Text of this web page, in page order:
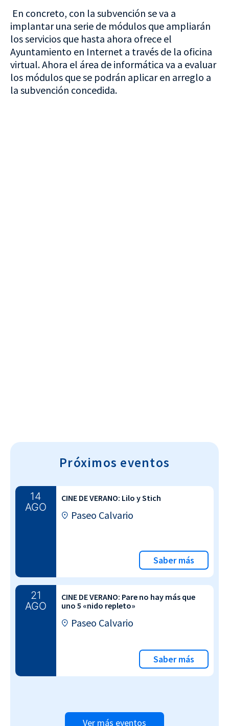
En concreto, con la subvención se va a
implantar una serie de módulos que ampliarán
los servicios que hasta ahora ofrece el
Ayuntamiento en Internet a través de la oficina
virtual. Ahora el área de informática va a evaluar
los módulos que se podrán aplicar en arreglo a
la subvención concedida.
Próximos eventos
14
AGO
CINE DE VERANO: Lilo y Stich
Paseo Calvario
Saber más
21
AGO
CINE DE VERANO: Pare no hay más que
uno 5 «nido repleto»
Paseo Calvario
Saber más
Ver más eventos